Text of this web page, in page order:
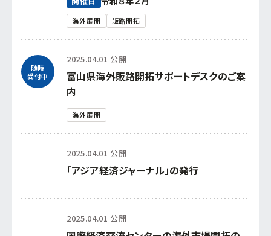
海外展開 販路開拓
随時
受付中
2025.04.01 公開
富山県海外販路開拓サポートデスクのご案
内
海外展開
2025.04.01 公開
「アジア経済ジャーナル」の発行
2025.04.01 公開